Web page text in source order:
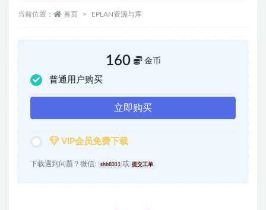
当前位置： 首页 EPLAN资源与库
160 金币
普通用户购买
立即购买
VIP会员免费下载
下载遇到问题？微信: shb8311 或 提交工单